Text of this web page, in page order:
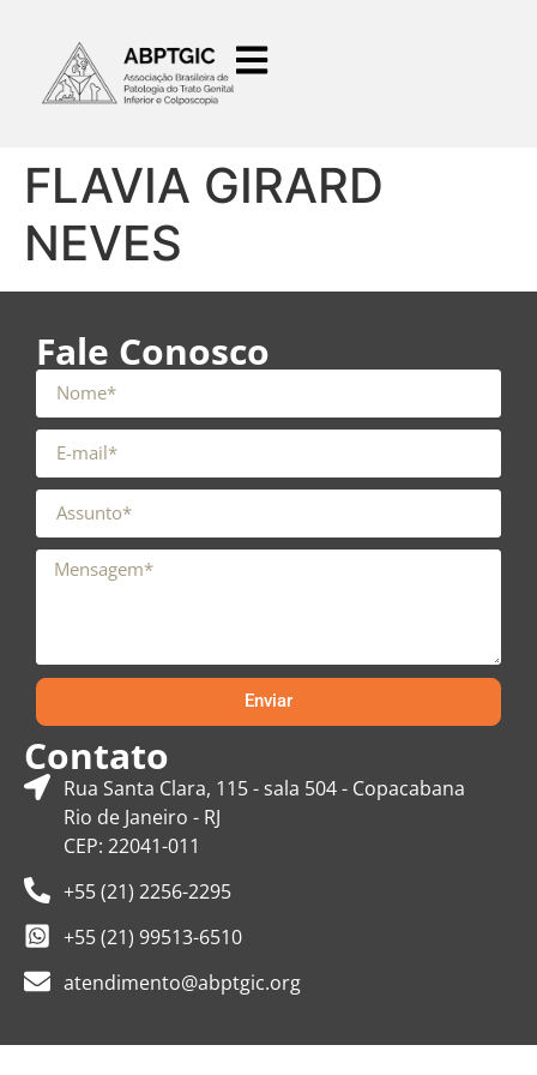
FLAVIA GIRARD
NEVES
Fale Conosco
Enviar
Contato
Rua Santa Clara, 115 - sala 504 - Copacabana
Rio de Janeiro - RJ
CEP: 22041-011
+55 (21) 2256-2295
+55 (21) 99513-6510
atendimento@abptgic.org